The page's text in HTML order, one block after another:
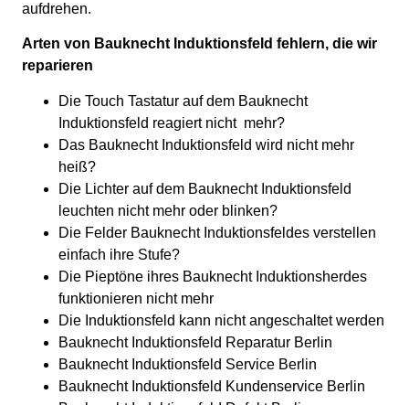
aufdrehen.
Arten von Bauknecht Induktionsfeld fehlern, die wir
reparieren
Die Touch Tastatur auf dem Bauknecht
Induktionsfeld reagiert nicht mehr?
Das Bauknecht Induktionsfeld wird nicht mehr
heiß?
Die Lichter auf dem Bauknecht Induktionsfeld
leuchten nicht mehr oder blinken?
Die Felder Bauknecht Induktionsfeldes verstellen
einfach ihre Stufe?
Die Pieptöne ihres Bauknecht Induktionsherdes
funktionieren nicht mehr
Die Induktionsfeld kann nicht angeschaltet werden
Bauknecht Induktionsfeld Reparatur Berlin
Bauknecht Induktionsfeld Service Berlin
Bauknecht Induktionsfeld Kundenservice Berlin